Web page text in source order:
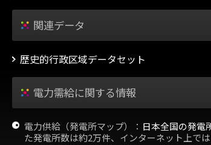
関連データ
歴史的行政区域データセット
電力需給に関する情報
電力供給（発電所マップ）： 日本全国の発電
た発電所数は約2万件、インターネット上で